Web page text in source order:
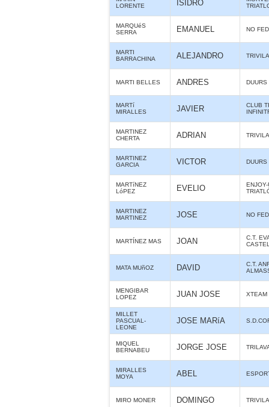
LORENTE
ISIDRO
MARQUéS
SERRA
EMANUEL NO
MARTI
BARRACHINA
ALEJANDRO TRIVILA
MARTI BELLES ANDRES
MARTí
MIRALLES
JAVIER
CLUB
MARTINEZ
CHERTA
ADRIAN TRIVILA
MARTINEZ
GARCIA
VICTOR
MARTíNEZ
LóPEZ
EVELIO
MARTINEZ
MARTINEZ
JOSE NO
MARTÍNEZ MAS JOAN
C.T.
MATA MUñOZ DAVID
C.T.
MENGIBAR
LOPEZ
JUAN JOSE XTEAM
MILLET
PASCUAL-
LEONE
JOSE MARíA
MIQUEL
BERNABEU
JORGE JOSE
MIRALLES
MOYA
ABEL
MIRO MONER DOMINGO TRIVILA